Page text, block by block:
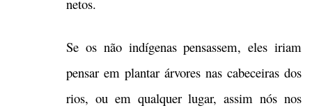
netos.
Se os não indígenas pensassem, eles iriam
pensar em plantar árvores nas cabeceiras dos
rios, ou em qualquer lugar, assim nós nos